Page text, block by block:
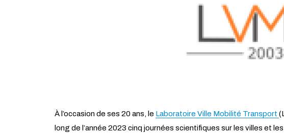
À l’occasion de ses 20 ans, le Laboratoire Ville Mobilité Transport
long de l’année 2023 cinq journées scientifiques sur les villes et